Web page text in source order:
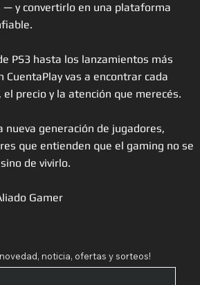
— y convertirlo en una plataforma
PS3 hasta los lanzamientos más
CuentaPlay vas a encontrar cada
precio y la atención que merecés.
nueva generación de jugadores,
que entienden que el gaming no se
de vivirlo.
Gamer
noticia, ofertas y sorteos!